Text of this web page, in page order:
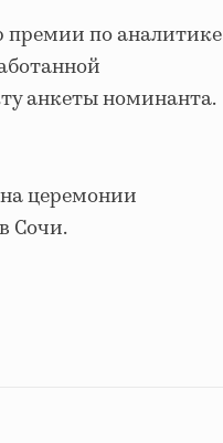
премии по аналитике
анкеты номинанта.
церемонии
Сочи.